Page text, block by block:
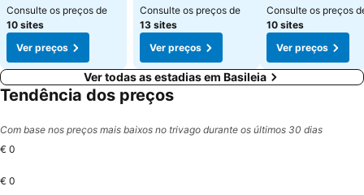
Consulte os preços de
10 sites
Ver preços
Consulte os preços de
13 sites
Ver preços
Consulte os preços
10 sites
Ver preços
Ver todas as estadias em Basileia
Tendência dos preços
Com base nos preços mais baixos no trivago durante os últimos 30 dias
€ 0
€ 0